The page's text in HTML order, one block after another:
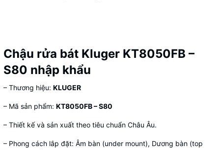
Chậu rửa bát Kluger KT8050FB –
S80 nhập khẩu
– Thương hiệu: KLUGER
– Mã sản phẩm: KT8050FB – S80
– Thiết kế và sản xuất theo tiêu chuẩn Châu Âu.
– Phong cách lắp đặt: Âm bàn (under mount), Dương bàn (top